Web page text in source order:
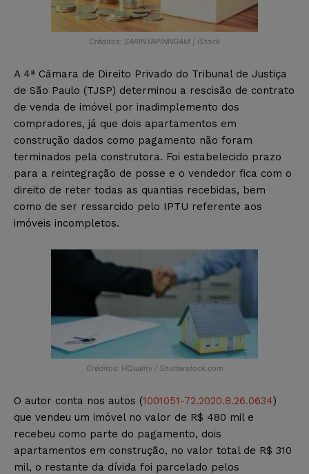
Créditos: SARINYAPINNGAM | iStock
A 4ª Câmara de Direito Privado do Tribunal de Justiça
de São Paulo (TJSP) determinou a rescisão de contrato
de venda de imóvel por inadimplemento dos
compradores, já que dois apartamentos em
construção dados como pagamento não foram
terminados pela construtora. Foi estabelecido prazo
para a reintegração de posse e o vendedor fica com o
direito de reter todas as quantias recebidas, bem
como de ser ressarcido pelo IPTU referente aos
imóveis incompletos.
Créditos: HQuality / Shutterstock.com
O autor conta nos autos (1001051-72.2020.8.26.0634)
que vendeu um imóvel no valor de R$ 480 mil e
recebeu como parte do pagamento, dois
apartamentos em construção, no valor total de R$ 310
mil, o restante da dívida foi parcelado pelos